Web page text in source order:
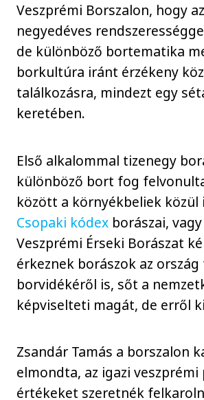
Veszprémi Borszalon, hogy
negyedéves
de különböző bortematika
borkultúra iránt érzékeny
találkozásra, mindezt egy
keretében.
Első alkalommal tizenegy
különböző bort fog
között a környékbeliek közül
Csopaki kódex borászai,
Veszprémi Érseki Borászat
érkeznek borászok az
borvidékéről is, sőt a
képviselteti magát, de erről
Zsandár Tamás a borszalon
elmondta, az igazi veszprémi
értékeket szeretnék